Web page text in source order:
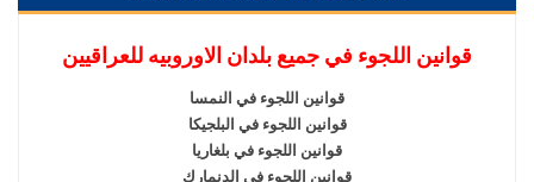
قوانين اللجوء في جميع بلدان الاوروبيه للعراقيين
قوانين اللجوء في النمسا
قوانين اللجوء في البلجيكا
قوانين اللجوء في بلغاريا
قوانين اللجوء في الدنمارك